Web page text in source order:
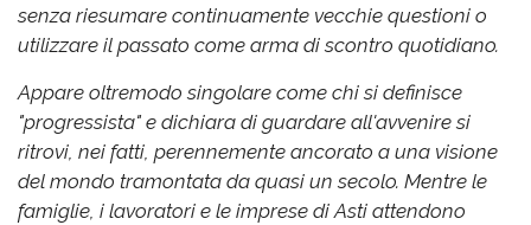
senza riesumare continuamente vecchie questioni o
utilizzare il passato come arma di scontro quotidiano.
Appare oltremodo singolare come chi si definisce
"progressista" e dichiara di guardare all'avvenire si
ritrovi, nei fatti, perennemente ancorato a una visione
del mondo tramontata da quasi un secolo. Mentre le
famiglie, i lavoratori e le imprese di Asti attendono